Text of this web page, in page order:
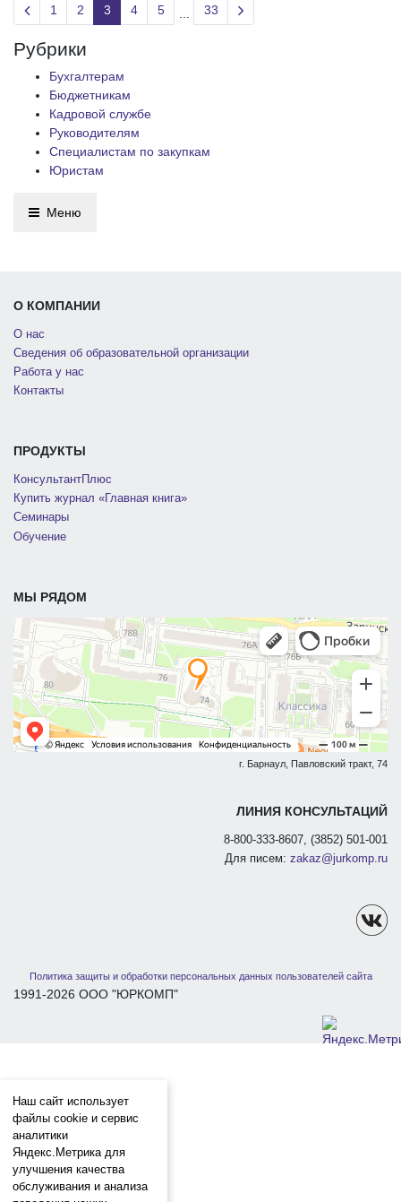
Previous page
1 2 3 4 5 ... 33 Next page
Рубрики
Бухгалтерам
Бюджетникам
Кадровой службе
Руководителям
Специалистам по закупкам
Юристам
Меню
О КОМПАНИИ
О нас
Сведения об образовательной организации
Работа у нас
Контакты
ПРОДУКТЫ
КонсультантПлюс
Купить журнал «Главная книга»
Семинары
Обучение
МЫ РЯДОМ
г. Барнаул, Павловский тракт, 74
ЛИНИЯ КОНСУЛЬТАЦИЙ
8-800-333-8607, (3852) 501-001
Для писем: zakaz@jurkomp.ru
Политика защиты и обработки персональных данных пользователей сайта
1991-2026 ООО "ЮРКОМП"
Наш сайт использует
файлы cookie и сервис
аналитики
Яндекс.Метрика для
улучшения качества
обслуживания и анализа